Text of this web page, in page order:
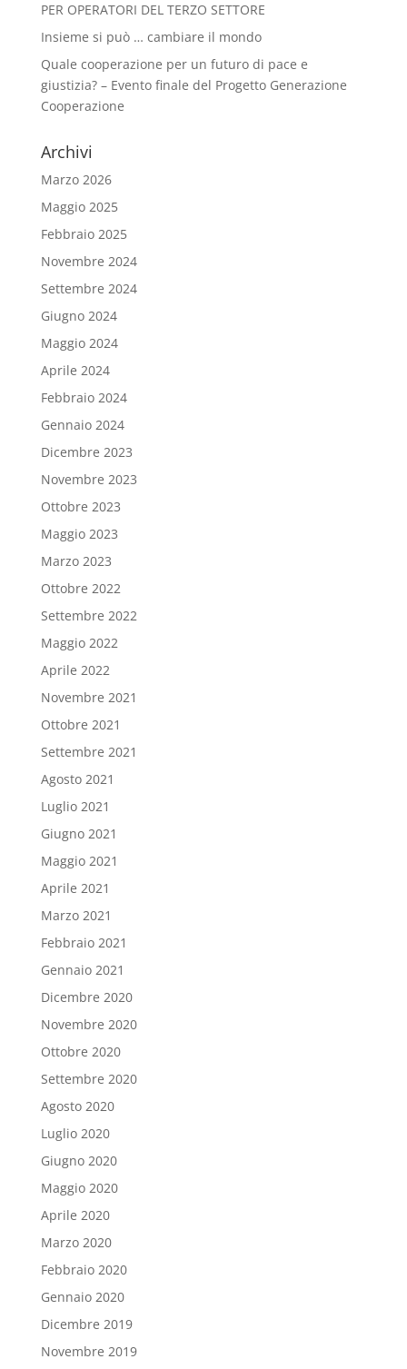
PER OPERATORI DEL TERZO SETTORE
Insieme si può … cambiare il mondo
Quale cooperazione per un futuro di pace e
giustizia? – Evento finale del Progetto Generazione
Cooperazione
Archivi
Marzo 2026
Maggio 2025
Febbraio 2025
Novembre 2024
Settembre 2024
Giugno 2024
Maggio 2024
Aprile 2024
Febbraio 2024
Gennaio 2024
Dicembre 2023
Novembre 2023
Ottobre 2023
Maggio 2023
Marzo 2023
Ottobre 2022
Settembre 2022
Maggio 2022
Aprile 2022
Novembre 2021
Ottobre 2021
Settembre 2021
Agosto 2021
Luglio 2021
Giugno 2021
Maggio 2021
Aprile 2021
Marzo 2021
Febbraio 2021
Gennaio 2021
Dicembre 2020
Novembre 2020
Ottobre 2020
Settembre 2020
Agosto 2020
Luglio 2020
Giugno 2020
Maggio 2020
Aprile 2020
Marzo 2020
Febbraio 2020
Gennaio 2020
Dicembre 2019
Novembre 2019